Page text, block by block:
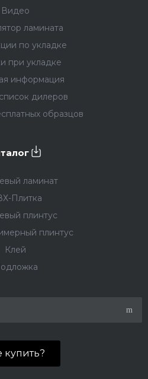
Видео
ламината
по укладке
при укладке
информация
дилеров
образцов
ламинат
Плитка
плинтус
плинтус
Клей
купить?